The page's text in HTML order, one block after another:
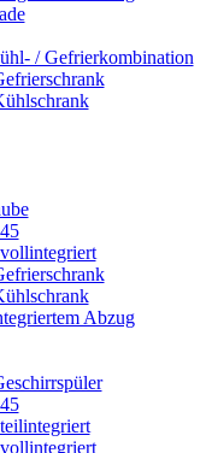
/ Gefrierkombination
Abzug